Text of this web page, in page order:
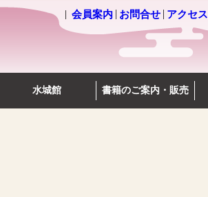
会員案内 お問合せ アクセス
水城館 書籍のご案内・販売